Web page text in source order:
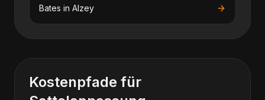
Bates in Alzey
Kostenpfade für